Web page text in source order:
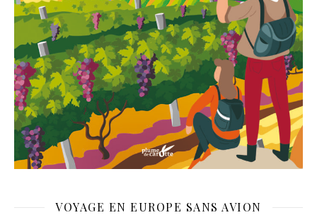
VOYAGE EN EUROPE SANS AVION